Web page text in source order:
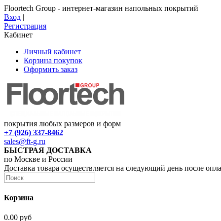
Floortech Group - интернет-магазин напольных покрытий
Вход |
Регистрация
Кабинет
Личный кабинет
Корзина покупок
Оформить заказ
покрытия любых размеров и форм
+7 (926) 337-8462
sales@ft-g.ru
БЫСТРАЯ ДОСТАВКА
по Москве и России
Доставка товара осуществляется на следующий день после
Корзина
0.00 руб